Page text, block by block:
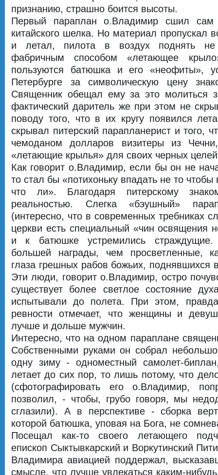
признанию, страшно боится высоты.
Первый параплан о.Владимир сшил
китайского шелка. Но материал пропускал
и летал, пилота в воздух поднять не
фабричным способом «летающее
пользуются батюшка и его «неофиты»,
Петербурге за символическую цену
Священник обещал ему за это молиться
фактический даритель же при этом не
поводу того, что в их кругу появился
скрывал питерский парапланерист и того,
чемоданом долларов визитеры из
«летающие крылья» для своих черных
Как говорит о.Владимир, если бы он не
то стал бы «потихоньку впадать не то
что ли». Благодаря питерскому
реальностью. Слегка «бэушный»
(интересно, что в современных требниках
церкви есть специальный «чин освящения
и к батюшке устремились
большей награды, чем просветленные,
глаза грешных рабов божьих, поднявшихся
Эти люди, говорит о.Владимир, остро
существует более светлое состояние
испытывали до полета. При этом,
ревности отмечает, что женщины и
лучше и дольше мужчин.
Интересно, что на одном параплане
Собственными руками он собрал
одну зиму - одноместный самолет-
летает до сих пор, то лишь потому, что
(сфотографировать его о.Владимир,
позволил, - чтобы, грубо говоря, мы
сглазили). А в перспективе - сборка
которой батюшка, уповая на Бога, не
Посещал как-то своего летающего
епископ Сыктывкарский и Воркутинский
Владимира авиацией поддержал,
смысле, что лучше увлекаться каким-